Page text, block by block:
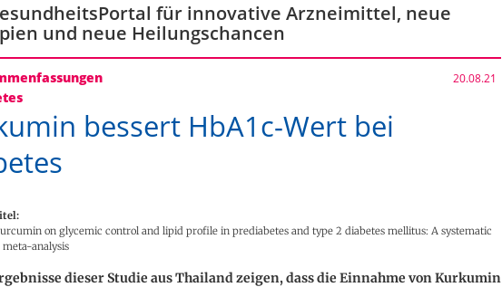
für innovative Arzneimittel, neue
und neue Heilungschancen
20.08.21
bessert HbA1c-Wert bei
on glycemic control and lipid profile in prediabetes and type 2 diabetes mellitus: A systematic
analysis
dieser Studie aus Thailand zeigen, dass die Einnahme von Kurkumin